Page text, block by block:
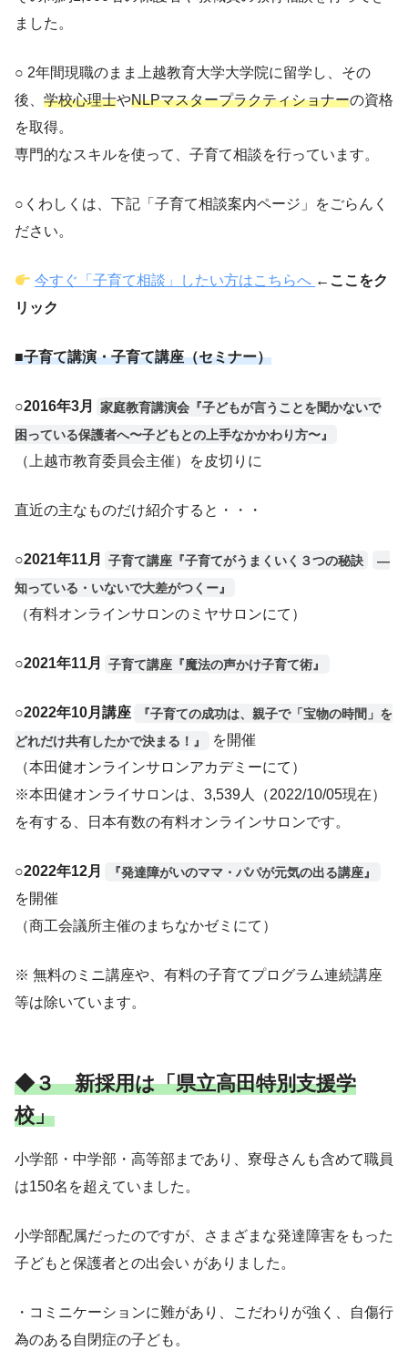
ました。
○ 2年間現職のまま上越教育大学大学院に留学し、その
後、 学校心理士やNLPマスタープラクティショナーの資格
を取得。
専門的なスキルを使って、子育て相談を行っています。
○くわしくは、下記「子育て相談案内ページ」をごらんく
ださい。
今すぐ「子育て相談」したい方はこちらへ ← ここをク
リック
■子育て講演・子育て講座（セミナー）
○2016年3月
家庭教育講演会『子どもが言うことを聞かないで
困っている保護者へ〜子どもとの上手なかかわり方〜』
（上越市教育委員会主催）を皮切りに
直近の主なものだけ紹介すると・・・
○2021年11月 子育て講座『子育てがうまくいく３つの秘訣
―
知っている・いないで大差がつくー』
（有料オンラインサロンのミヤサロンにて）
○2021年11月 子育て講座『魔法の声かけ子育て術』
○2022年10月講座
『子育ての成功は、親子で「宝物の時間」を
どれだけ共有したかで決まる！』
を開催
（本田健オンラインサロンアカデミーにて）
※本田健オンライサロンは、3,539人（2022/10/05現在）
を有する、日本有数の有料オンラインサロンです。
○2022年12月 『発達障がいのママ・パパが元気の出る講座』
を開催
（商工会議所主催のまちなかゼミにて）
※ 無料のミニ講座や、有料の子育てプログラム連続講座
等は除いています。
◆３ 新採用は「県立高田特別支援学
校」
小学部・中学部・高等部まであり、寮母さんも含めて職員
は150名を超えていました。
小学部配属だったのですが、さまざまな発達障害をもった
子どもと保護者との出会い がありました。
・コミニケーションに難があり、こだわりが強く、自傷行
為のある自閉症の子ども。